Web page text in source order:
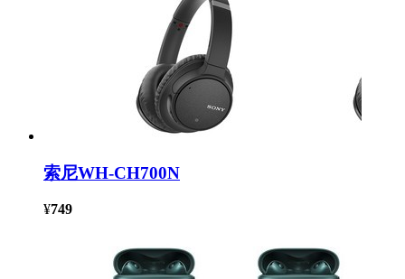
索尼WH-CH700N
¥749